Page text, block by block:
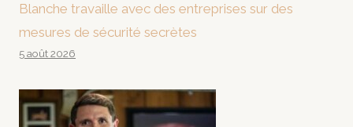
Blanche travaille avec des entreprises sur des
mesures de sécurité secrètes
5 août 2026